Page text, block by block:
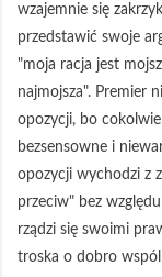
wzajemnie się
przedstawić swoje
"moja racja jest
najmojsza". Premier
opozycji, bo
bezsensowne i
opozycji wychodzi z
przeciw" bez
rządzi się swoimi
troska o dobro